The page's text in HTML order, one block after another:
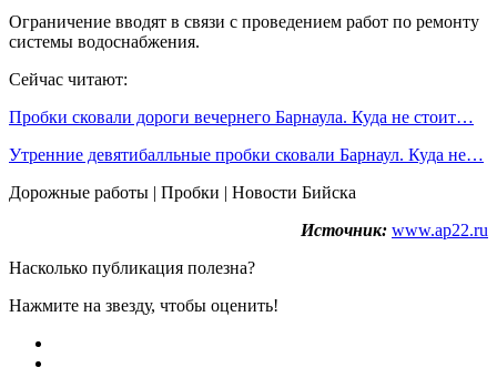
Ограничение вводят в связи с проведением работ по ремонту
системы водоснабжения.
Сейчас читают:
Пробки сковали дороги вечернего Барнаула. Куда не стоит…
Утренние девятибалльные пробки сковали Барнаул. Куда не…
Дорожные работы | Пробки | Новости Бийска
Источник: www.ap22.ru
Насколько публикация полезна?
Нажмите на звезду, чтобы оценить!